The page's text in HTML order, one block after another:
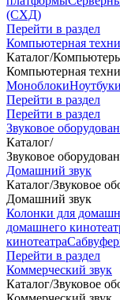
(СХД)
Перейти в раздел
Компьютерная
Каталог/
Компьютерная
МоноблокиНоутбуки
Перейти в раздел
Перейти в раздел
Звуковое
Каталог/
Звуковое
Домашний звук
Каталог/Звуковое
Домашний звук
Колонки для
домашнего
кинотеатра
Перейти в раздел
Коммерческий звук
Каталог/Звуковое